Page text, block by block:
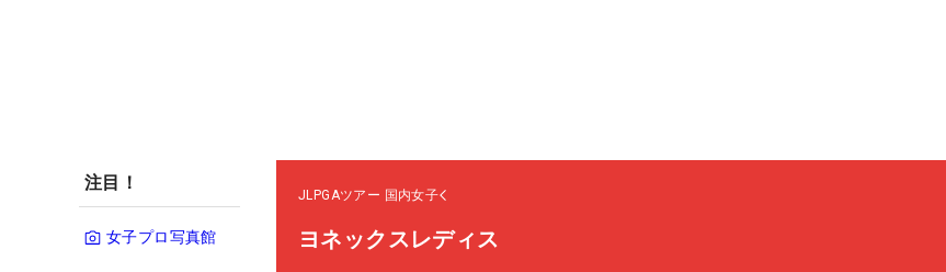
注目！
女子プロ写真館
JLPGAツアー 国内女子
ヨネックスレディス